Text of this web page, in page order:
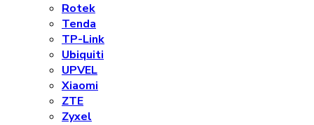
Rotek
Tenda
TP-Link
Ubiquiti
UPVEL
Xiaomi
ZTE
Zyxel